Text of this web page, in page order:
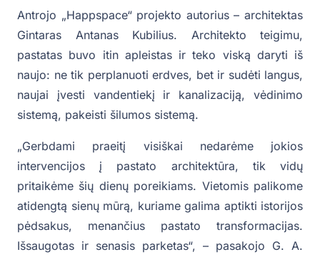
Antrojo „Happspace“ projekto autorius – architektas
Gintaras Antanas Kubilius. Architekto teigimu,
pastatas buvo itin apleistas ir teko viską daryti iš
naujo: ne tik perplanuoti erdves, bet ir sudėti langus,
naujai įvesti vandentiekį ir kanalizaciją, vėdinimo
sistemą, pakeisti šilumos sistemą.
„Gerbdami praeitį visiškai nedarėme jokios
intervencijos į pastato architektūra, tik vidų
pritaikėme šių dienų poreikiams. Vietomis palikome
atidengtą sienų mūrą, kuriame galima aptikti istorijos
pėdsakus, menančius pastato transformacijas.
Išsaugotas ir senasis parketas“, – pasakojo G. A.